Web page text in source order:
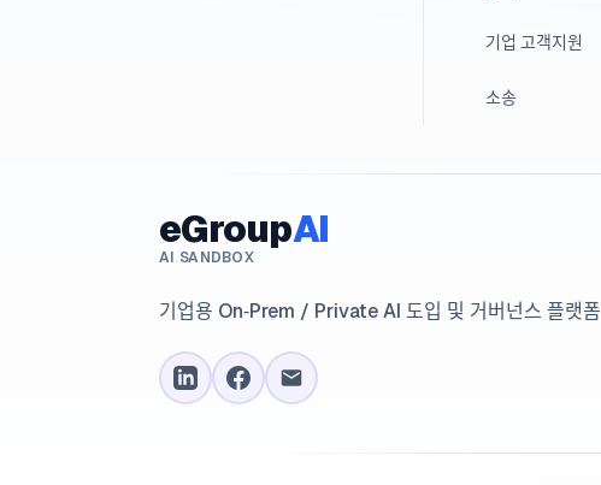
기업 고객지원
소송
eGroupAI
AI SANDBOX
기업용 On‑Prem / Private AI 도입 및 거버넌스 플랫폼